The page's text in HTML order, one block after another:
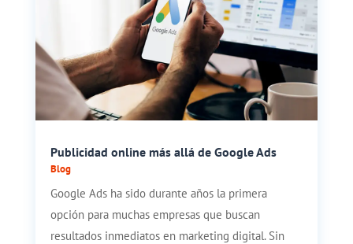
Publicidad online más allá de Google Ads
Blog
Google Ads ha sido durante años la primera
opción para muchas empresas que buscan
resultados inmediatos en marketing digital. Sin